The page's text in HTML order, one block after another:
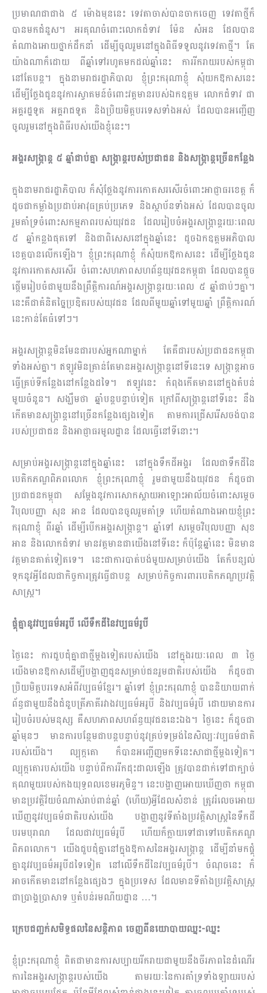
ប្រមាណជាជាង ៥ ម៉ោងមុននេះ ទេវតាចាស់បានចាកចេញ ទេវតាថ្មីក៏
បានមកជំនួស។ អរគុណចំពោះ​លោក​ជំទាវ ម៉ែន សំអន​ ដែលបាន
តំណាងអោយថ្នាក់ដឹកនាំ ដើម្បីចូលរួមនៅក្នុងពិធីទទួលនូវទេវតាថ្មី។ តែ​
យ៉ាងណាក៏ដោយ ពីឆ្នាំទៅរហូតមកដល់ឆ្នាំ​នេះ ការរីករាយរបស់កម្ពុជា
នៅតែបន្ត។ ក្នុងនាម​រាជរដ្ឋា​ភិ​បាល ខ្ញុំព្រះករុណាខ្ញុំ សុំយកឱកាសនេះ
ដើម្បីថ្លែងជូននូវការស្វាគមន៍ចំពោះវត្តមានរបស់ឯកឧត្តម លោក​ជំ​ទាវ ជា
អគ្គរដ្ឋទូត អគ្គរាជទូត និងប្រិយមិត្តបរទេសទាំងអស់ ដែលបានអញ្ជើញ
ចូលរួមនៅក្នុង​ពិធី​របស់​យើងខ្ញុំនេះ។
អង្គរសង្រ្កាន្ត ៥ ឆ្នាំជាប់គ្នា សង្ក្រាន្តរបស់ប្រជាជន និងសង្ក្រាន្តច្រើនកន្លែង
ក្នុងនាមរាជរដ្ឋាភិបាល ក៏សុំថ្លែងនូវការកោតសរសើរចំពោះអាជ្ញាធរខេត្ត ក៏
ដូចជាកម្លាំងប្រដាប់អាវុធគ្រប់​ប្រ​ភេទ និងស្ថាប័នទាំងអស់ ដែលបានចូល
រួមគាំទ្រចំពោះសកម្មភាពរបស់យុវជន ដែលរៀបចំអង្គរ​សង្រ្កាន្ត​រយៈ​ពេល
៥ ឆ្នាំកន្លងផុតទៅ និងជាពិសេសនៅក្នុងឆ្នាំនេះ ដូចឯកឧត្តម​អភិបាល
ខេត្តបានលើកឡើង។ ខ្ញុំ​ព្រះករុណាខ្ញុំ ក៏សុំយកឱកាសនេះ ដើម្បីថ្លែងជូន
នូវការកោតសរសើរ ចំពោះសហភាពសហព័ន្ធយុវជន​កម្ពុជា​ ដែលបានផ្ដួច
ផ្ដើមរៀបចំជាមួយនឹងព្រឹត្តិការណ៍អង្គរសង្រ្កាន្តរយៈពេល ៥ ឆ្នាំជាប់ៗគ្នា។
នេះគឺជា​គំនិត​ច្នៃប្រឌិតរបស់យុវជន ដែលពីមួយឆ្នាំទៅមួយឆ្នាំ ព្រឹត្តិការណ៍
នេះកាន់តែធំទៅៗ។
អង្គរសង្រ្កាន្តមិនមែនជារបស់អ្នកណាម្នាក់ តែគឺជារបស់ប្រជាជនកម្ពុជា
ទាំងអស់គ្នា។ ឥឡូវមិនគ្រាន់តែ​មាន​អង្គរសង្រ្កាន្តនៅទីនេះទេ សង្រ្កាន្តអាច
ធ្វើគ្រប់ទីកន្លែងនៅកន្លែងដទៃ។ ឥឡូវនេះ កំពុងកើតមាននៅ​ក្នុង​តំ​ប​ន់​​​
មួយចំនួន។ សង្ឃឹមថា ឆ្នាំបន្តបន្ទាប់ទៀត ក្រៅពីសង្រ្កាន្តនៅទីនេះ នឹង
កើតមានសង្រ្កាន្តនៅច្រើន​កន្លែងផ្សេងទៀត តាមការជ្រើសរើសចង់បាន
របស់ប្រជាជន និងអាជ្ញាធរមូលដ្ឋាន ដែលធ្វើនៅទីនោះ។
សម្រាប់អង្គរសង្រ្កាន្តនៅក្នុងឆ្នាំនេះ នៅក្នុងទឹកដីអង្គរ ដែលជាទឹកដីនៃ
បេតិកភណ្ឌពិភពលោក​ ខ្ញុំព្រះករុ​ណា​ខ្ញុំ រួមជាមួយនឹងយុវជន ក៏ដូចជា
ប្រជាជនកម្ពុជា សម្ដែងនូវការសោកស្ដាយអាឡោះអាល័យចំពោះ​សម្ដេច
វិបុលបញ្ញា សុន អាន ដែលបានចូលរួមគាំទ្រ ហើយតំណាងអោយខ្ញុំព្រះ
ករុណាខ្ញុំ ពីរឆ្នាំ ដើម្បីបើក​អង្គរសង្រ្កាន្ត។ ឆ្នាំទៅ សម្ដេចវិបុលបញ្ញា សុខ
អាន និងលោកជំទាវ មានវត្តមានជាយើងនៅទីនេះ ក៏ប៉ុន្តែ​ឆ្នាំ​នេះ មិនមាន
វត្តមានគាត់ទៀតទេ។ នេះជាការបាត់បង់មួយសម្រាប់យើង តែក៏បន្សល់
ទុកនូវអ្វីដែលជា​កិច្ច​ការ​ត្រូវធ្វើជាបន្ត សម្រាប់កិច្ចការពារបេតិកភណ្ឌប្រវត្តិ
សាស្រ្ត។
ផ្គុំគ្នានូវវប្បធម៌អរូបី លើទឹកដីនៃវប្បធម៌រូបី
ថ្ងៃនេះ ការជួបជុំគ្នាជាថ្មីម្ដងទៀតរបស់យើង នៅក្នុងរយៈពេល​ ៣ ថ្ងៃ
យើងមានឱកាសដើម្បីបង្ហាញជូន​សម្រាប់​ជនរួមជាតិរបស់យើង ក៏ដូចជា
ប្រិយមិត្តបរទេសអំពីវប្បធម៌ខ្មែរ។ ឆ្នាំទៅ ខ្ញុំ​ព្រះករុណាខ្ញុំ បាននិ​យាយ​ពាក់​
ព័ន្ធជាមួយនឹងជំនួបត្រីភាគីរវាងវប្បធម៌អរូបី និងវប្បធម៌រូបី ដោយមានការ
រៀបចំ​របស់​មនុស្ស គឺសហភាពសហព័ន្ធយុវជននេះឯង។ ថ្ងៃនេះ ក៏ដូចជា
ឆ្នាំមុនៗ មានការបន្ថែមជាបន្ត​បន្ទាប់នូវ​គ្រប់​ទម្រង់​នៃសិល្បៈវប្បធម៌ជាតិ
របស់យើង។ ល្បុក្កតោ ក៏បានអញ្ជើញម​កទីនេះសាជាថ្មីម្ដងទៀត។
ល្បុក្កតោ​របស់​យើង បន្ទាប់ពីការរីកដុះដាលឡើង ត្រូវបានដាក់ទៅជាក្បាច់
គុណមួយរបស់កងយុទ្ធពលខេមរភូមិន្ទ។ នេះ​បង្ហាញអោយឃើញថា កម្ពុជា​
មានប្រវត្តិវ័យចំណាស់រាប់ពាន់ឆ្នាំ (ហើយ)អ្វីដែលសំខាន់ ត្រូវរំលេច​អោយ​
ឃើញនូវវប្បធម៌ជាតិរបស់យើង បង្ហាញនូវទីតាំងប្រវត្តិសាស្រ្តនៃទឹកដី
បរមបុរាណ ដែលជាវប្បធម៌​រូ​បី ហើយក៏ក្លាយទៅជាទៅបេតិកភណ្ឌ
ពិភពលោក។ យើងជួបជុំគ្នានៅក្នុងឱកាសនៃអង្គរសង្រ្កាន្ត ដើម្បី​​នាំ​មកផ្គុំ
គ្នានូវវប្បធម៌អរូបីដទៃទៀត នៅលើទឹកដីនៃវប្បធម៌រូបី។ ចំណុចនេះ ក៏
អាចកើតមាននៅ​កន្លែង​ផ្សេងៗ ក្នុងប្រទេស ដែលមានទីតាំងប្រវត្តិសាស្រ្ត
ជាប្រាង្គប្រាសាទ ឬតំបន់រមណីយដ្ឋាន​ …។
ក្រេបជញ្ជក់សមិទ្ធផលនៃសន្តិភាព ចេញពីនយោបាយឈ្នះ-ឈ្នះ
ខ្ញុំព្រះករុណាខ្ញុំ ពិតជាមានការសប្បាយរីករាយជាមួយនឹងចីរភាពនៃដំណើរ
ការ​នៃអង្គរសង្រ្កាន្តរបស់យើង តាមរយៈនៃការគាំទ្រទាំងឡាយរបស់